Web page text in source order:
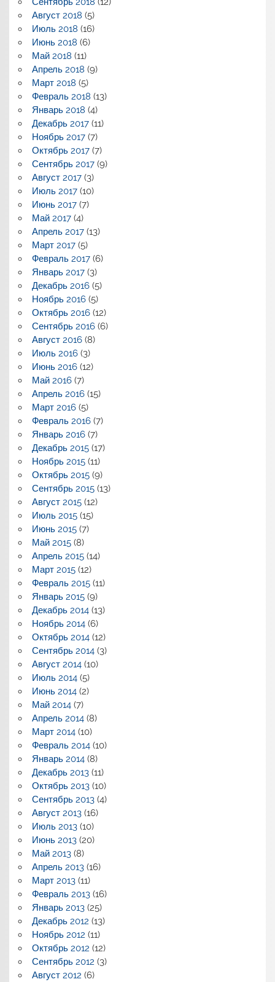
Август 2018 (5)
Июль 2018 (16)
Июнь 2018 (6)
Май 2018 (11)
Апрель 2018 (9)
Март 2018 (5)
Февраль 2018 (13)
Январь 2018 (4)
Декабрь 2017(11)
Ноябрь 2017(7)
Октябрь 2017(7)
Сентябрь 2017(9)
Август 2017(3)
Июль 2017(10)
Июнь 2017(7)
Май 2017(4)
Апрель 2017(13)
Март 2017(5)
Февраль 2017(6)
Январь 2017(3)
Декабрь 2016(5)
Ноябрь 2016(5)
Октябрь 2016(12)
Сентябрь 2016(6)
Август 2016(8)
Июль 2016(3)
Июнь 2016(12)
Май 2016(7)
Апрель 2016(15)
Март 2016(5)
Февраль 2016(7)
Январь 2016(7)
Декабрь 2015(17)
Ноябрь 2015(11)
Октябрь 2015(9)
Сентябрь 2015(13)
Август 2015(12)
Июль 2015(15)
Июнь 2015(7)
Май 2015(8)
Апрель 2015(14)
Март 2015(12)
Февраль 2015(11)
Январь 2015(9)
Декабрь 2014(13)
Ноябрь 2014(6)
Октябрь 2014(12)
Сентябрь 2014(3)
Август 2014(10)
Июль 2014(5)
Июнь 2014(2)
Май 2014(7)
Апрель 2014(8)
Март 2014(10)
Февраль 2014(10)
Январь 2014(8)
Декабрь 2013(11)
Октябрь 2013(10)
Сентябрь 2013(4)
Август 2013(16)
Июль 2013(10)
Июнь 2013(20)
Май 2013(8)
Апрель 2013(16)
Март 2013(11)
Февраль 2013(16)
Январь 2013(25)
Декабрь 2012 (13)
Ноябрь 2012 (11)
Октябрь 2012 (12)
Сентябрь 2012 (3)
Август 2012 (6)